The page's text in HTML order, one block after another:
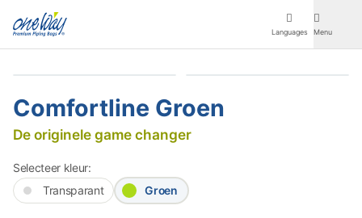
Languages Menu
Producten
Over ons
Distributeurs
Comfortline Groen
De originele game changer
Selecteer kleur:
Transparant
Groen